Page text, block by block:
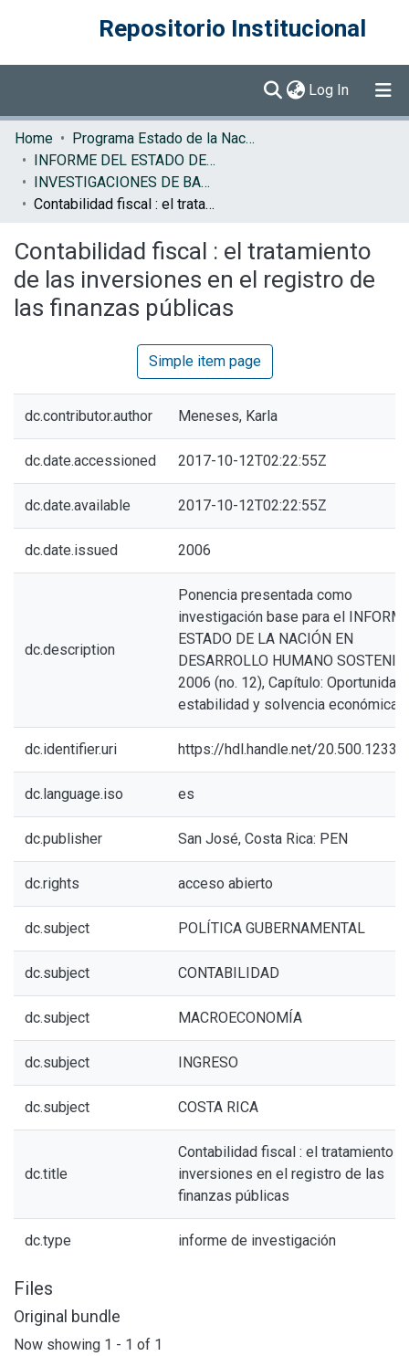
Repositorio Institucional
Log In (current)
Communities & Collections
Browse DSpace
Statistics
Home
Programa Estado de la Nación (PEN)
INFORME DEL ESTADO DE LA NACION
INVESTIGACIONES DE BASE EN
Contabilidad fiscal : el tratamiento de las inversiones en el registro de las finanzas públicas
Contabilidad fiscal : el tratamiento
de las inversiones en el registro de
las finanzas públicas
Simple item page
dc.contributor.author Meneses, Karla
dc.date.accessioned 2017-10-12T02:22:55Z
dc.date.available 2017-10-12T02:22:55Z
dc.date.issued 2006
dc.description
Ponencia presentada como
investigación base para el
ESTADO DE LA NACIÓN EN
DESARROLLO HUMANO
2006 (no. 12), Capítulo:
estabilidad y solvencia económicas
dc.identifier.uri https://hdl.handle.net/
dc.language.iso es
dc.publisher San José, Costa Rica: PEN
dc.rights acceso abierto
dc.subject POLÍTICA GUBERNAMENTAL
dc.subject CONTABILIDAD
dc.subject MACROECONOMÍA
dc.subject INGRESO
dc.subject COSTA RICA
dc.title
Contabilidad fiscal : el tratamiento
inversiones en el registro de las
finanzas públicas
dc.type informe de investigación
Files
Original bundle
Now showing 1 - 1 of 1